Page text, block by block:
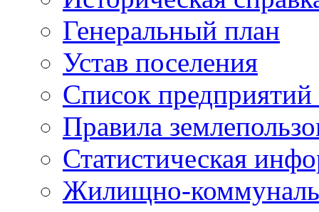
Генеральный план
Устав поселения
Список предприятий
Правила
Статистическая
Жилищно-